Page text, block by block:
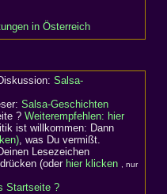
in Österreich
Salsa-
Salsa-Geschichten
? Weiterempfehlen: hier
ist willkommen: Dann
, was Du vermißt.
Lesezeichen
drücken (oder hier klicken , nur
Startseite ?